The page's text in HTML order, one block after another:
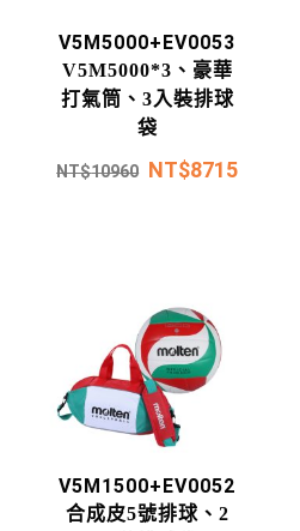
V5M5000+EV0053
V5M5000*3、豪華
打氣筒、3入裝排球
袋
NT$10960 NT$8715
V5M1500+EV0052
合成皮5號排球、2